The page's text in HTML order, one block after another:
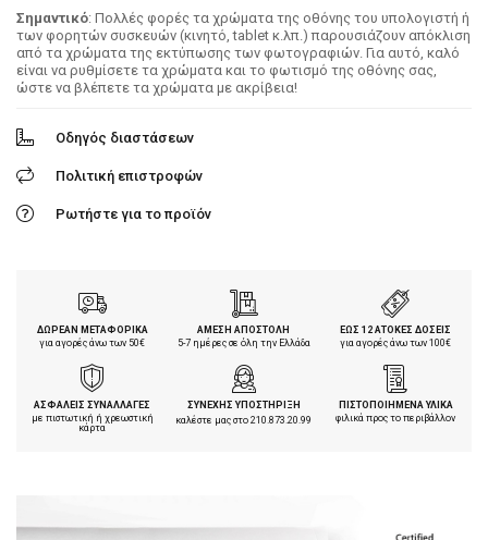
Σημαντικό: Πολλές φορές τα χρώματα της οθόνης του υπολογιστή ή
των φορητών συσκευών (κινητό, tablet κ.λπ.) παρουσιάζουν απόκλιση
από τα χρώματα της εκτύπωσης των φωτογραφιών. Για αυτό, καλό
είναι να ρυθμίσετε τα χρώματα και το φωτισμό της οθόνης σας,
ώστε να βλέπετε τα χρώματα με ακρίβεια!
Οδηγός διαστάσεων
Πολιτική επιστροφών
Ρωτήστε για το προϊόν
ΔΩΡΕΑΝ ΜΕΤΑΦΟΡΙΚΑ
για αγορές άνω των 50€
ΑΜΕΣΗ ΑΠΟΣΤΟΛΗ
5-7 ημέρες σε όλη την Ελλάδα
ΕΩΣ 12 ΑΤΟΚΕΣ ΔΟΣΕΙΣ
για αγορές άνω των 100€
ΑΣΦΑΛΕΙΣ ΣΥΝΑΛΛΑΓΕΣ
με πιστωτική ή χρεωστική
κάρτα
ΣΥΝΕΧΗΣ ΥΠΟΣΤΗΡΙΞΗ
καλέστε μας στο210.873.20.99
ΠΙΣΤΟΠΟΙΗΜΕΝΑ ΥΛΙΚΑ
φιλικά προς το περιβάλλον